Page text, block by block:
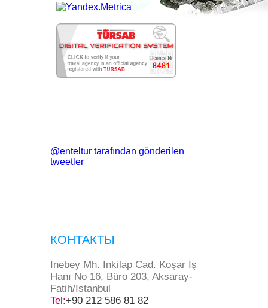
@enteltur tarafından gönderilen
tweetler
КОНТАКТЫ
Inebey Mh. Inkilap Cad. Koşar İş
Hanı No 16, Büro 203, Aksaray-
Fatih/Istanbul
Tel:+90 212 586 81 82